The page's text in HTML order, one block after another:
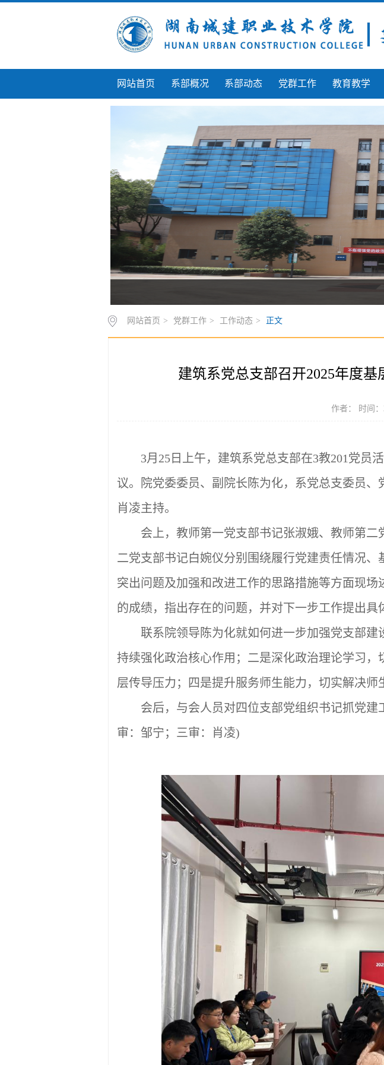
网站首页 系部概况 系部动态 党群工作 教育教学
网站首页 > 党群工作 > 工作动态 > 正文
建筑系党总支部召开2025年度
作者： 时间：
3月25日上午，建筑系党总支部在3教201党员
议。院党委委员、副院长陈为化，系党总支委员
肖凌主持。
会上，教师第一党支部书记张淑娥、教师第
二党支部书记白婉仪分别围绕履行党建责任情况
突出问题及加强和改进工作的思路措施等方面现
的成绩，指出存在的问题，并对下一步工作提出具
联系院领导陈为化就如何进一步加强党支部建
持续强化政治核心作用；二是深化政治理论学习
层传导压力；四是提升服务师生能力，切实解决师
会后，与会人员对四位支部党组织书记抓党
审：邹宁； 三审：肖凌)